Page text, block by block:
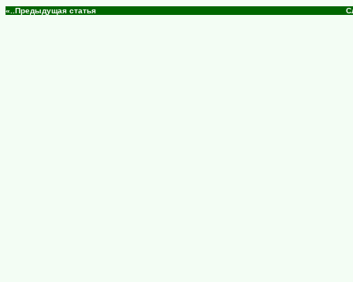
«..Предыдущая статья